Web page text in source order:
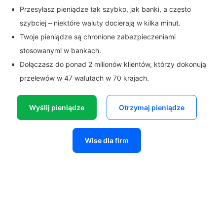
Przesyłasz pieniądze tak szybko, jak banki, a często
szybciej – niektóre waluty docierają w kilka minut.
Twoje pieniądze są chronione zabezpieczeniami
stosowanymi w bankach.
Dołączasz do ponad 2 milionów klientów, którzy dokonują
przelewów w 47 walutach w 70 krajach.
Wyślij pieniądze Otrzymaj pieniądze
Wise dla firm